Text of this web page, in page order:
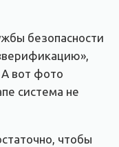
безопасности
вот фото
система не
чтобы